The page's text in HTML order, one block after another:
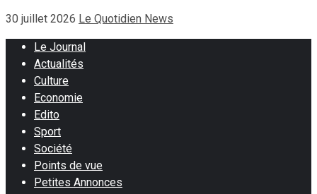
30 juillet 2026 Le Quotidien News
Le Journal
Actualités
Culture
Economie
Edito
Sport
Société
Points de vue
Petites Annonces